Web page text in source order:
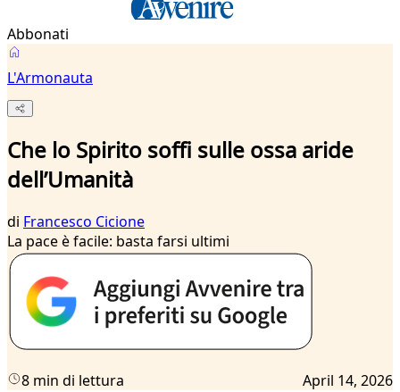
Abbonati
L'Armonauta
Che lo Spirito soffi sulle ossa aride
dell’Umanità
di Francesco Cicione
La pace è facile: basta farsi ultimi
8 min di lettura April 14, 2026